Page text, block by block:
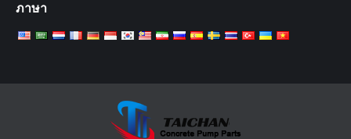
ภาษา